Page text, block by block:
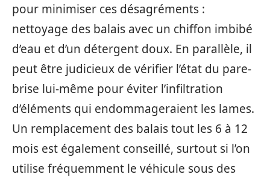
pour minimiser ces désagréments :
nettoyage des balais avec un chiffon imbibé
d’eau et d’un détergent doux. En parallèle, il
peut être judicieux de vérifier l’état du pare-
brise lui-même pour éviter l’infiltration
d’éléments qui endommageraient les lames.
Un remplacement des balais tout les 6 à 12
mois est également conseillé, surtout si l’on
utilise fréquemment le véhicule sous des